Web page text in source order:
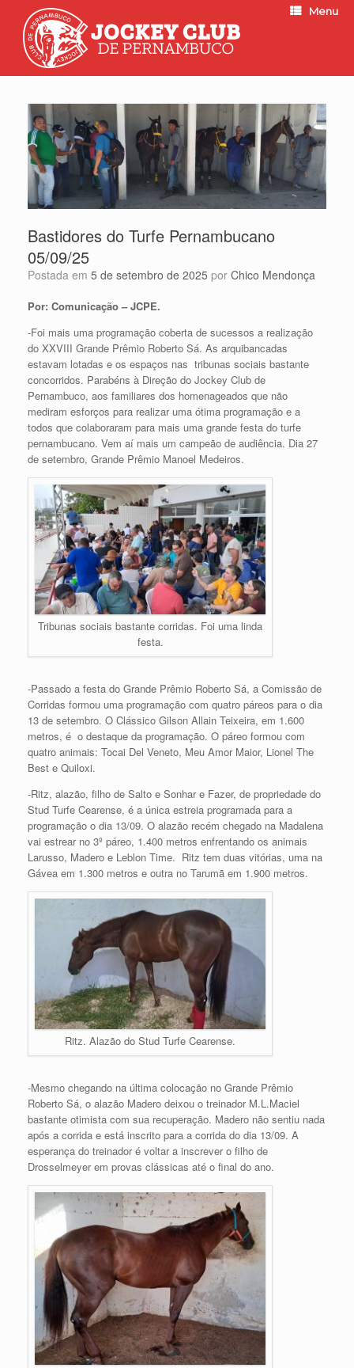
Menu
Bastidores do Turfe Pernambucano
05/09/25
Postada em 5 de setembro de 2025 por Chico Mendonça
Por: Comunicação – JCPE.
-Foi mais uma programação coberta de sucessos a realização
do XXVIII Grande Prêmio Roberto Sá. As arquibancadas
estavam lotadas e os espaços nas tribunas sociais bastante
concorridos. Parabéns à Direção do Jockey Club de
Pernambuco, aos familiares dos homenageados que não
mediram esforços para realizar uma ótima programação e a
todos que colaboraram para mais uma grande festa do turfe
pernambucano. Vem aí mais um campeão de audiência. Dia 27
de setembro, Grande Prêmio Manoel Medeiros.
Tribunas sociais bastante corridas. Foi uma linda
festa.
-Passado a festa do Grande Prêmio Roberto Sá, a Comissão de
Corridas formou uma programação com quatro páreos para o dia
13 de setembro. O Clássico Gilson Allain Teixeira, em 1.600
metros, é o destaque da programação. O páreo formou com
quatro animais: Tocai Del Veneto, Meu Amor Maior, Lionel The
Best e Quiloxi.
-Ritz, alazão, filho de Salto e Sonhar e Fazer, de propriedade do
Stud Turfe Cearense, é a única estreia programada para a
programação o dia 13/09. O alazão recém chegado na Madalena
vai estrear no 3º páreo, 1.400 metros enfrentando os animais
Larusso, Madero e Leblon Time. Ritz tem duas vitórias, uma na
Gávea em 1.300 metros e outra no Tarumã em 1.900 metros.
Ritz. Alazão do Stud Turfe Cearense.
-Mesmo chegando na última colocação no Grande Prêmio
Roberto Sá, o alazão Madero deixou o treinador M.L.Maciel
bastante otimista com sua recuperação. Madero não sentiu nada
após a corrida e está inscrito para a corrida do dia 13/09. A
esperança do treinador é voltar a inscrever o filho de
Drosselmeyer em provas clássicas até o final do ano.